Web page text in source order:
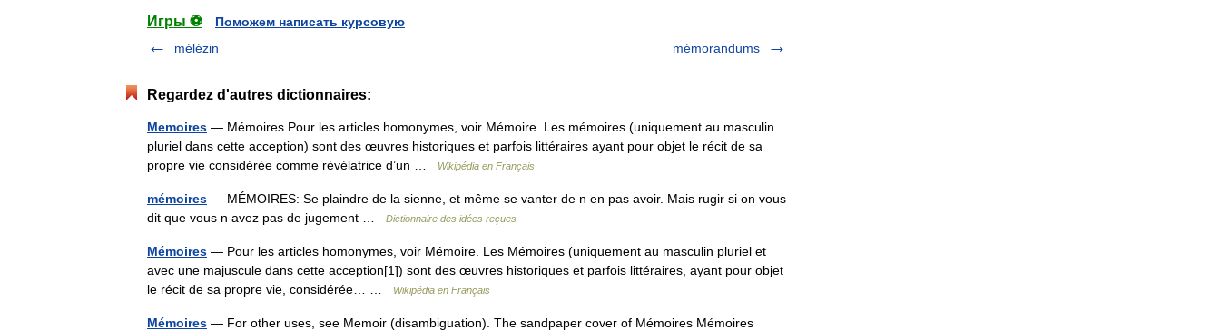
Игры ⚽
Поможем написать курсовую
mélézin
mémorandums
Regardez d'autres dictionnaires:
Memoires — Mémoires Pour les articles homonymes, voir Mémoire. Les mémoires (uniquement au masculin
pluriel dans cette acception) sont des œuvres historiques et parfois littéraires ayant pour objet le récit de sa
propre vie considérée comme révélatrice d’un …
Wikipédia en Français
mémoires — MÉMOIRES: Se plaindre de la sienne, et même se vanter de n en pas avoir. Mais rugir si on vous
dit que vous n avez pas de jugement …
Dictionnaire des idées reçues
Mémoires — Pour les articles homonymes, voir Mémoire. Les Mémoires (uniquement au masculin pluriel et
avec une majuscule dans cette acception[1]) sont des œuvres historiques et parfois littéraires, ayant pour objet
le récit de sa propre vie, considérée… …
Wikipédia en Français
Mémoires — For other uses, see Memoir (disambiguation). The sandpaper cover of Mémoires Mémoires